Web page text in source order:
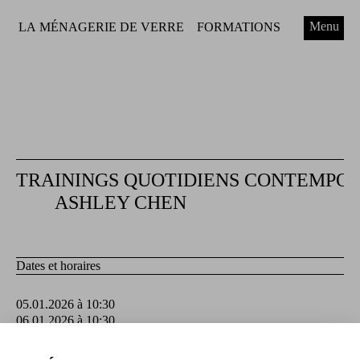
LA MÉNAGERIE DE VERRE FORMATIONS Menu
TRAININGS QUOTIDIENS
ASHLEY CHEN
Dates et horaires
05.01.2026 à 10:30
06.01.2026 à 10:30